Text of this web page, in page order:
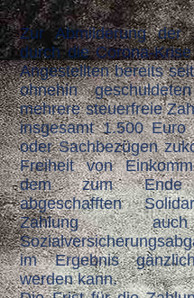
Zur Abmilderung der
durch die Corona-
Angestellten bereits
ohnehin
mehrere steuerfreie
insgesamt 1.500
oder Sachbezügen
Freiheit von
dem zum Ende
abgeschafften
Zahlung
im Ergebnis
werden kann.